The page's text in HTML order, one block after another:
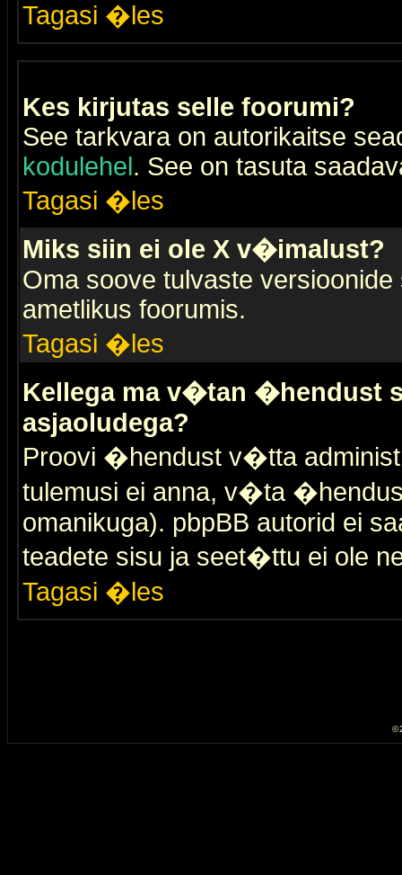
Tagasi �les
Kes kirjutas selle foorumi?
See tarkvara on autorikaitse
kodulehel. See on tasuta
Tagasi �les
Miks siin ei ole X v�imalust?
Oma soove tulvaste
ametlikus foorumis.
Tagasi �les
Kellega ma v�tan �hendust
asjaoludega?
Proovi �hendust v�tta
tulemusi ei anna, v�ta
omanikuga). pbpBB autorid ei
teadete sisu ja seet�ttu ei ole
Tagasi �les
©